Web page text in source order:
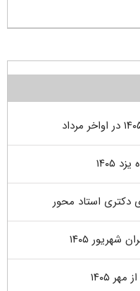
۱۴۰۵
دکتری استاد محور
۱۴۰۵
۱۴۰۵